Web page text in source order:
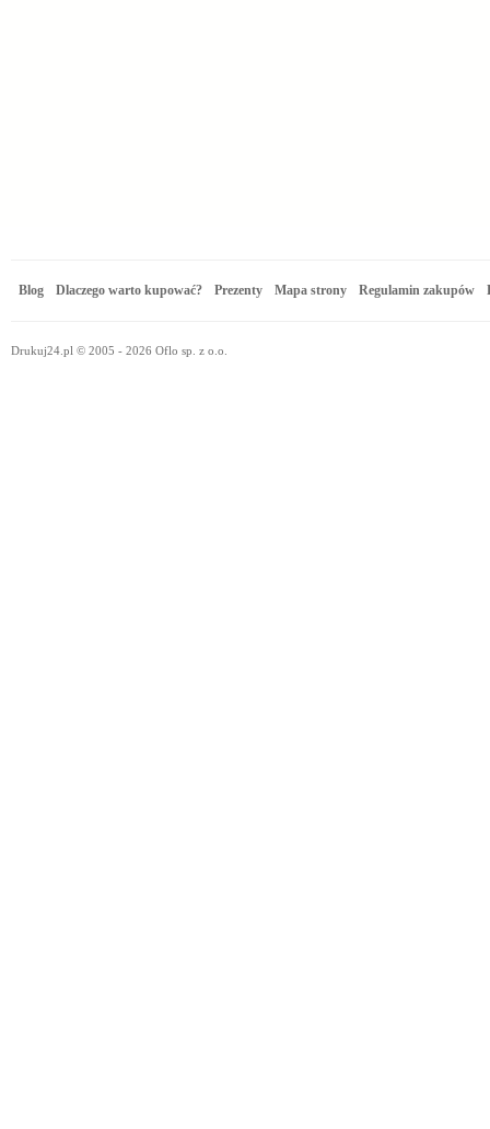
Blog Dlaczego warto kupować? Prezenty Mapa strony Regulamin zakupów
Drukuj24.pl © 2005 - 2026 Oflo sp. z o.o.